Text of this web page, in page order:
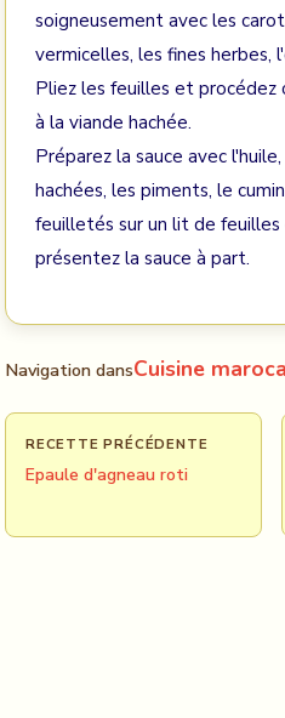
soigneusement avec les
vermicelles, les fines herbes,
Pliez les feuilles et
à la viande hachée.
Préparez la sauce avec
hachées, les piments, le
feuilletés sur un lit de
présentez la sauce à part.
Navigation dansCuisine
RECETTE PRÉCÉDENTE
Epaule d'agneau roti